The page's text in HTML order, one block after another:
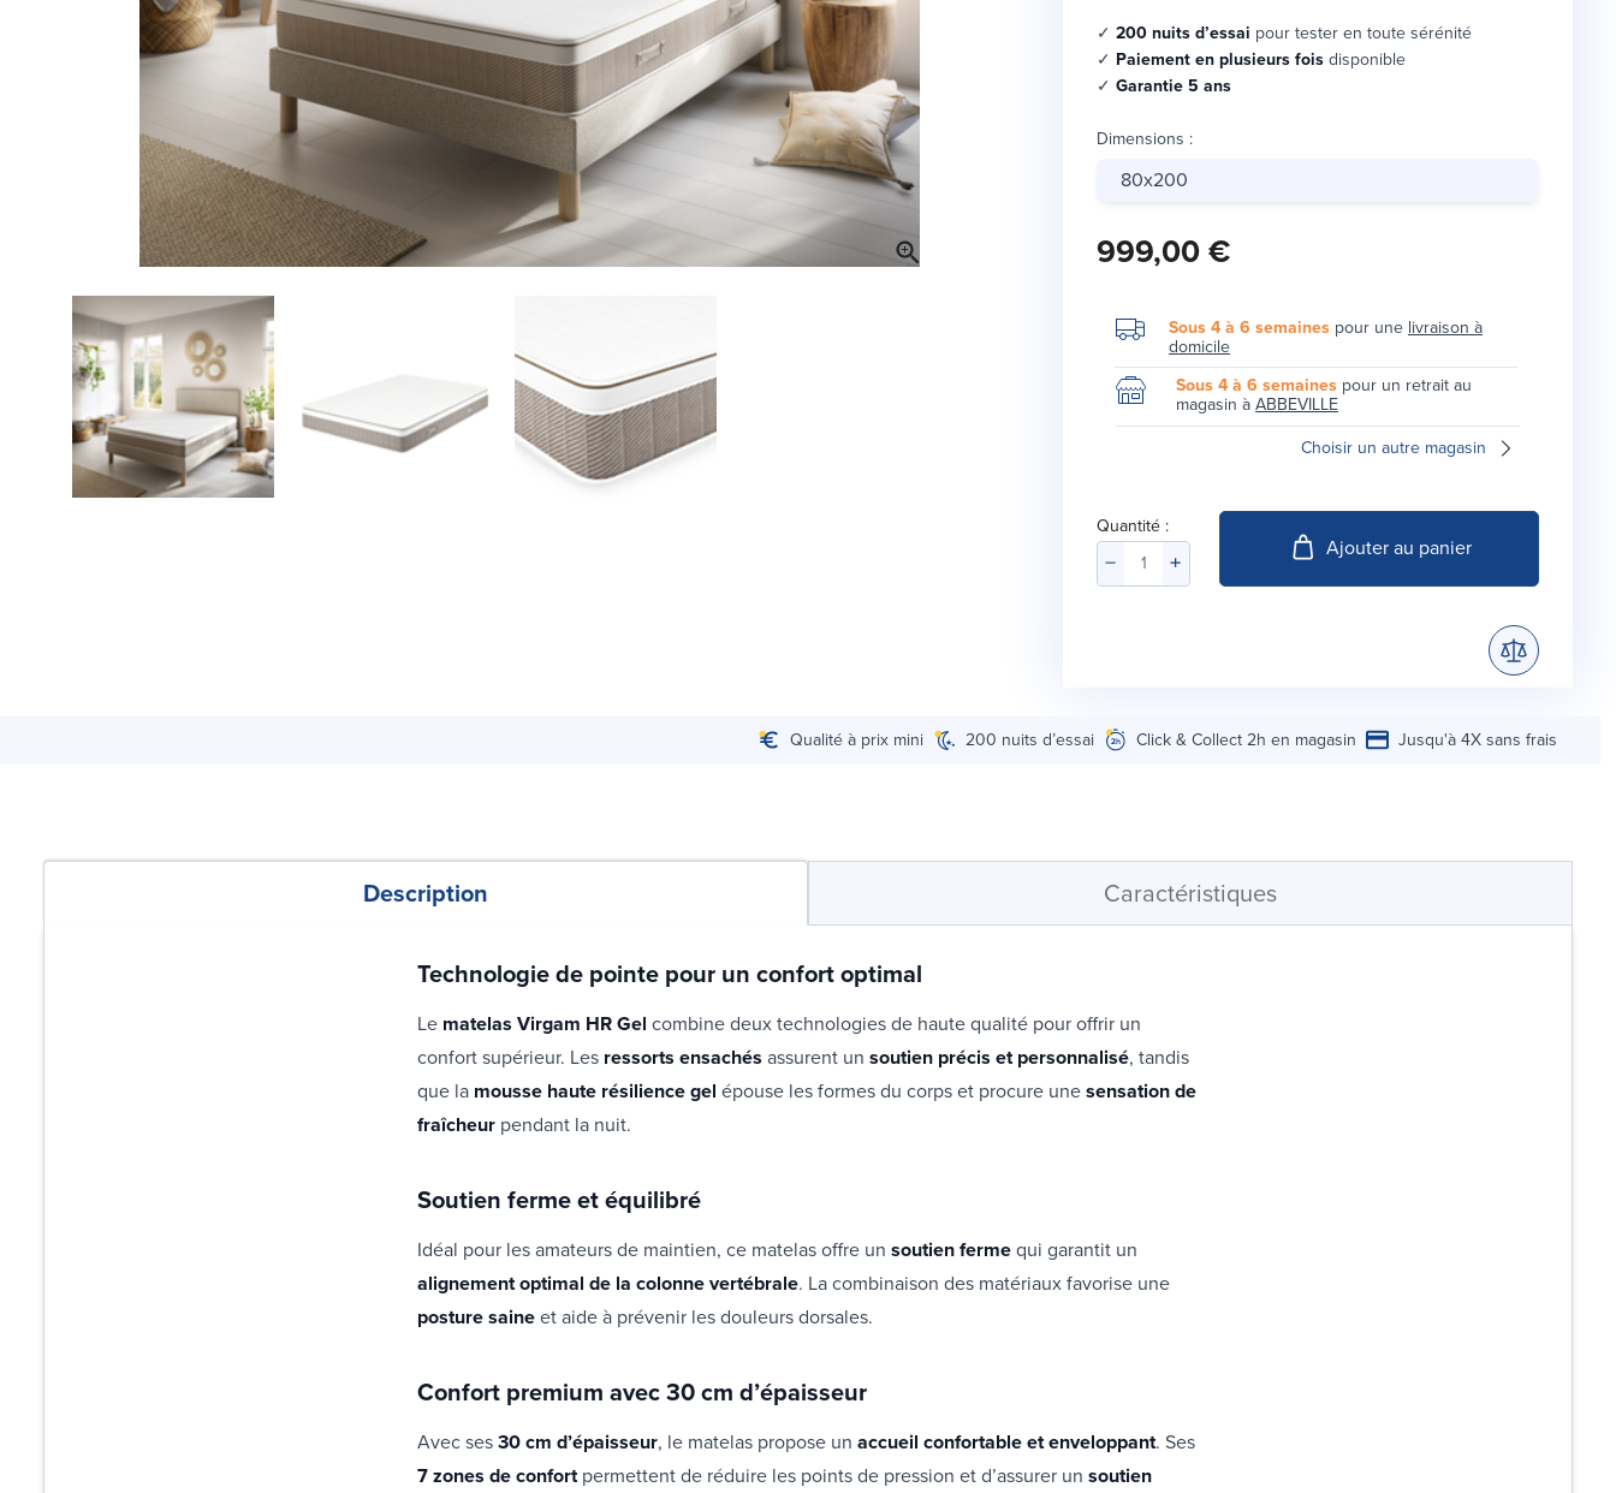
✓ 200 nuits d’essai pour tester en toute sérénité
✓ Paiement en plusieurs foisdisponible
✓ Garantie 5 ans
Dimensions :
80x200
999,00 €
Sous 4 à 6 semaines pour une livraison à
domicile
Sous 4 à 6 semaines pour un retrait au
magasin àABBEVILLE
Choisir un autre magasin
Quantité :
Ajouter au panier
Qualité à prix mini 200 nuits d’essai Click & Collect 2h en magasin Jusqu'à 4X sans frais
Description Caractéristiques
Technologie de pointe pour un confort optimal
Le matelas Virgam HR Gel combine deux technologies de haute qualité pour offrir un
confort supérieur. Les ressorts ensachés assurent un soutien précis et personnalisé, tandis
que la mousse haute résilience gel épouse les formes du corps et procure unesensation de
fraîcheur pendant la nuit.
Soutien ferme et équilibré
Idéal pour les amateurs de maintien, ce matelas offre un soutien fermequi garantit un
alignement optimal de la colonne vertébrale. La combinaison des matériaux favorise une
posture saineet aide à prévenir les douleurs dorsales.
Confort premium avec 30 cm d’épaisseur
Avec ses30 cm d’épaisseur, le matelas propose un accueil confortable et enveloppant. Ses
7 zones de confortpermettent de réduire les points de pression et d’assurer un soutien